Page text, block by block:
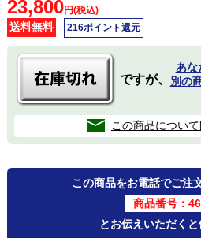
23,800円(税込)
送料無料 216ポイント還元
ですが、
あな
別の
この商品につい
この商品をお電話でご注
商品番号：
とお伝えいただくと